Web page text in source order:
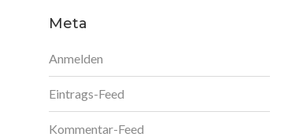
Meta
Anmelden
Eintrags-Feed
Kommentar-Feed